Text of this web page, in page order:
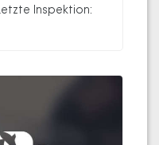
Inspektion: